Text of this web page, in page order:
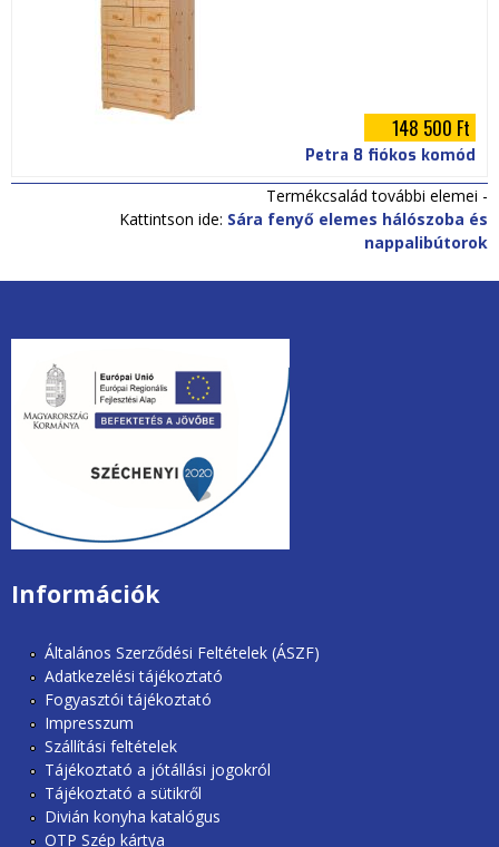
148 500 Ft
Petra 8 fiókos komód
Termékcsalád további elemei -
Kattintson ide: Sára fenyő elemes hálószoba és
nappalibútorok
unios2020.jpg
Információk
Általános Szerződési Feltételek (ÁSZF)
Adatkezelési tájékoztató
Fogyasztói tájékoztató
Impresszum
Szállítási feltételek
Tájékoztató a jótállási jogokról
Tájékoztató a sütikről
Divián konyha katalógus
OTP Szép kártya